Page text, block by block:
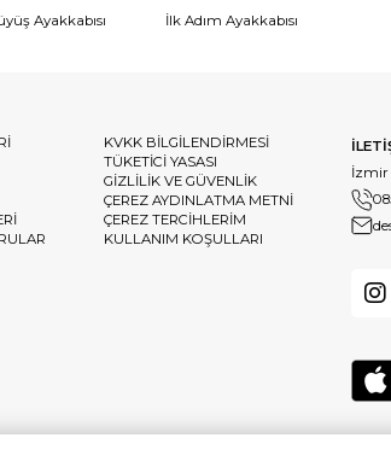
Ayakkabısı
İlk Adım Ayakkabısı
KVKK BİLGİLENDİRMESİ
TÜKETİCİ YASASI
GİZLİLİK VE GÜVENLİK
ÇEREZ AYDINLATMA METNİ
ÇEREZ TERCİHLERİM
KULLANIM KOŞULLARI
İzmir